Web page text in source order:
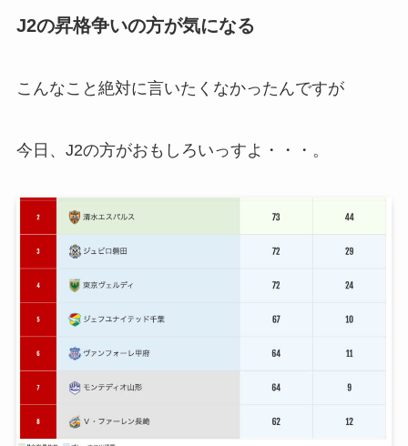
J2の昇格争いの方が気になる
こんなこと絶対に言いたくなかったんですが
今日、J2の方がおもしろいっすよ・・・。